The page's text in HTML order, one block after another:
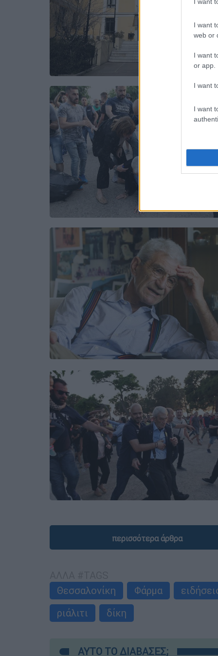
I want
web or
I want
or app.
I want
I want
περισσότερα άρθρα
Θεσσαλονίκη
Φάρμα
ριάλιτι
δίκη
ΑΥΤΟ ΤΟ ΔΙΑΒΑΣΕΣ;